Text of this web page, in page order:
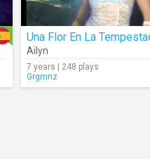
Una Flor En La
Ailyn
7 years | 248 plays
Grgmnz